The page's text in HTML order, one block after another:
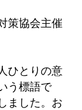
策協会主催
ひとりの意
う標語で
ました。お